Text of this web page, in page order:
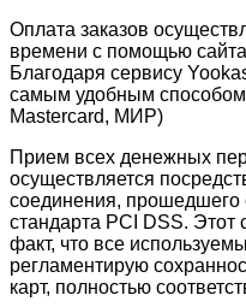
Оплата заказов
времени с помощью
Благодаря сервису
самым удобным
Mastercard, МИР)
Прием всех денежных
осуществляется
соединения, прошедшего
стандарта PCI DSS. Этот
факт, что все
регламентирую
карт, полностью